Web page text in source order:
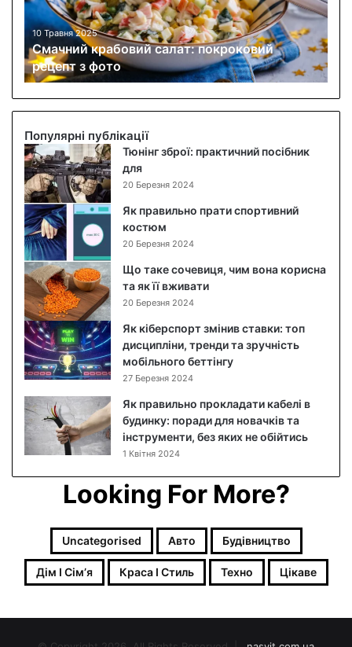
й
к
р
а
б
о
в
и
й
с
а
л
а
т
:
п
о
к
р
о
к
о
в
и
й
р
е
е
о
10 Травня 2025
Смачний крабовий салат: покроковий
рецепт з фото
Популярні публікації
Тюнінг зброї: практичний посібник
для
20 Березня 2024
Як правильно прати спортивний
костюм
20 Березня 2024
Що таке сочевиця, чим вона корисна
та як її вживати
20 Березня 2024
Як кіберспорт змінив ставки: топ
дисципліни, тренди та зручність
мобільного беттінгу
27 Березня 2024
Як правильно прокладати кабелі в
будинку: поради для новачків та
інструменти, без яких не обійтись
1 Квітня 2024
Looking For More?
Uncategorised Авто Будівництво
Дім І Сімʼя Краса І Стиль Техно Цікаве